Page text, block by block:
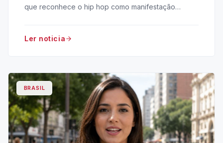
que reconhece o hip hop como manifestação
Ler noticia
BRASIL